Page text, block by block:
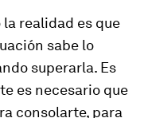
realidad es que
sabe lo
superarla. Es
es necesario que
consolarte, para